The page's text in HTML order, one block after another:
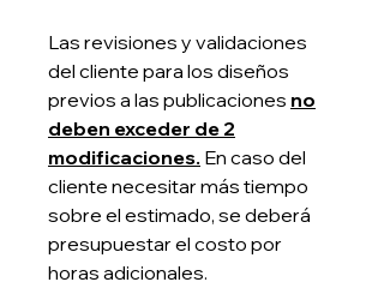
Las revisiones y validaciones
del cliente para los diseños
previos a las publicaciones no
deben exceder de 2
modificaciones. En caso del
cliente necesitar más tiempo
sobre el estimado, se deberá
presupuestar el costo por
horas adicionales.